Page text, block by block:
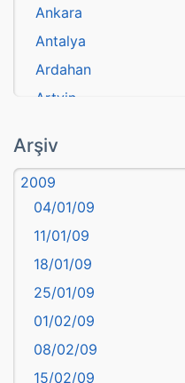
Ankara
Antalya
Ardahan
Artvin
Aydın
Balıkesir
Bartın
başkentler
Batman
Bayburt
Bilecik
Bingöl
Arşiv
2009
04/01/09
11/01/09
18/01/09
25/01/09
01/02/09
08/02/09
15/02/09